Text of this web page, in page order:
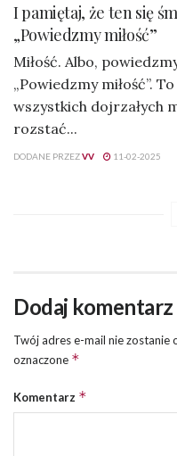
I pamiętaj, że ten się
„Powiedzmy miłość”
Miłość. Albo,
„Powiedzmy miłość”.
wszystkich dojrzałych
rozstać...
DODANE PRZEZVV 11-02-2025
Dodaj komentarz
Twój adres e-mail nie zostanie
oznaczone *
Komentarz *